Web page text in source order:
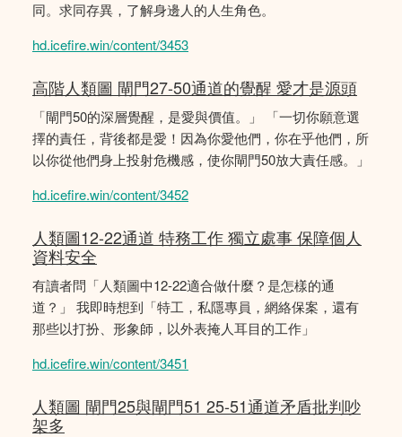
同。求同存異，了解身邊人的人生角色。
hd.icefire.win/content/3453
高階人類圖 閘門27-50通道的覺醒 愛才是源頭
「閘門50的深層覺醒，是愛與價值。」 「一切你願意選
擇的責任，背後都是愛！因為你愛他們，你在乎他們，所
以你從他們身上投射危機感，使你閘門50放大責任感。」
hd.icefire.win/content/3452
人類圖12-22通道 特務工作 獨立處事 保障個人
資料安全
有讀者問「人類圖中12-22適合做什麼？是怎樣的通
道？」 我即時想到「特工，私隱專員，網絡保案，還有
那些以打扮、形象師，以外表掩人耳目的工作」
hd.icefire.win/content/3451
人類圖 閘門25與閘門51 25-51通道矛盾批判吵
架多